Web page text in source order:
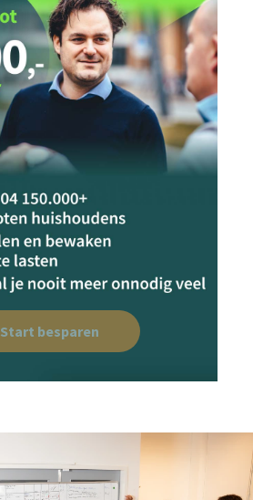
Start besparen